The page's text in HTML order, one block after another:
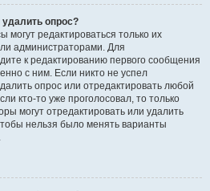
удалить опрос?
могут редактироваться только их
администраторами. Для
к редактированию первого сообщения
с ним. Если никто не успел
опрос или отредактировать любой
кто-то уже проголосовал, то только
могут отредактировать или удалить
нельзя было менять варианты